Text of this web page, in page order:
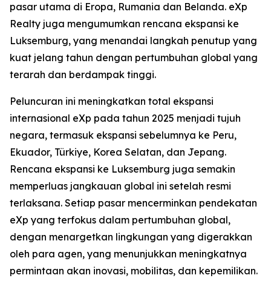
pasar utama di Eropa, Rumania dan Belanda. eXp
Realty juga mengumumkan rencana ekspansi ke
Luksemburg, yang menandai langkah penutup yang
kuat jelang tahun dengan pertumbuhan global yang
terarah dan berdampak tinggi.
Peluncuran ini meningkatkan total ekspansi
internasional eXp pada tahun 2025 menjadi tujuh
negara, termasuk ekspansi sebelumnya ke Peru,
Ekuador, Türkiye, Korea Selatan, dan Jepang.
Rencana ekspansi ke Luksemburg juga semakin
memperluas jangkauan global ini setelah resmi
terlaksana. Setiap pasar mencerminkan pendekatan
eXp yang terfokus dalam pertumbuhan global,
dengan menargetkan lingkungan yang digerakkan
oleh para agen, yang menunjukkan meningkatnya
permintaan akan inovasi, mobilitas, dan kepemilikan.